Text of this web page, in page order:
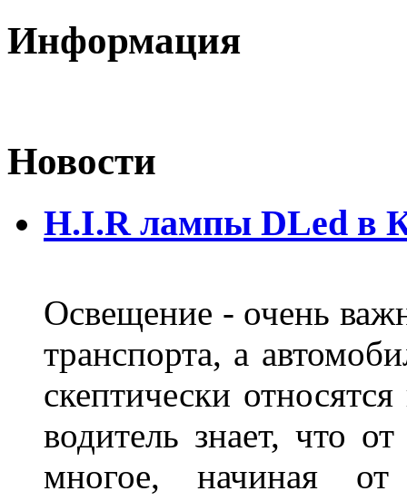
Информация
Новости
H.I.R лампы DLed в
Освещение - очень
транспорта, а
скептически
водитель знает, что
многое, начиная